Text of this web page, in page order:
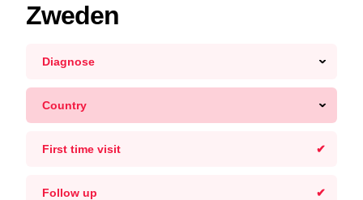
Zweden
Diagnose
Country
First time visit
Follow up